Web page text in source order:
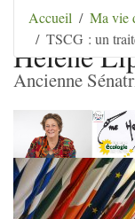
Aller au contenu
secondaire| Aller à
Hélène
Ancienne
Accueil Ma vie
TSCG : un